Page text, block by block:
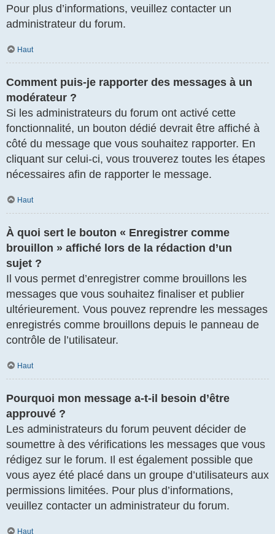
Pour plus d’informations, veuillez contacter un
administrateur du forum.
Haut
Comment puis-je rapporter des messages à un
modérateur ?
Si les administrateurs du forum ont activé cette
fonctionnalité, un bouton dédié devrait être affiché à
côté du message que vous souhaitez rapporter. En
cliquant sur celui-ci, vous trouverez toutes les étapes
nécessaires afin de rapporter le message.
Haut
À quoi sert le bouton « Enregistrer comme
brouillon » affiché lors de la rédaction d’un
sujet ?
Il vous permet d’enregistrer comme brouillons les
messages que vous souhaitez finaliser et publier
ultérieurement. Vous pouvez reprendre les messages
enregistrés comme brouillons depuis le panneau de
contrôle de l’utilisateur.
Haut
Pourquoi mon message a-t-il besoin d’être
approuvé ?
Les administrateurs du forum peuvent décider de
soumettre à des vérifications les messages que vous
rédigez sur le forum. Il est également possible que
vous ayez été placé dans un groupe d’utilisateurs aux
permissions limitées. Pour plus d’informations,
veuillez contacter un administrateur du forum.
Haut